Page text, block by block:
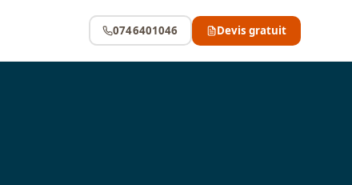
0746401046 Devis gratuit